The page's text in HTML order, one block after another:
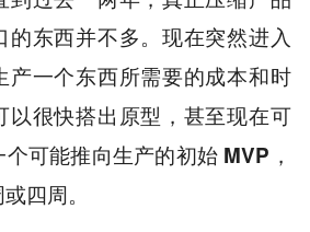
东西并不多。 现在突然进入
产一个东西所需要的成本和时
以很快搭出原型，甚至现在可
可能推向生产的初始 MVP，
四周。